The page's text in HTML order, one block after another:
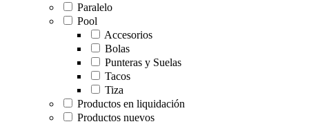
Paralelo
Pool
Accesorios
Bolas
Punteras y Suelas
Tacos
Tiza
Productos en liquidación
Productos nuevos